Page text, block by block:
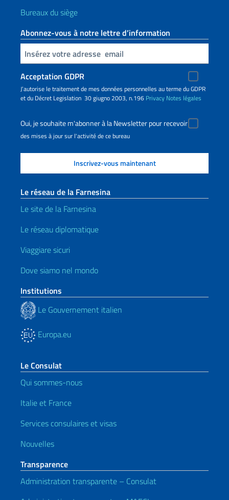
Bureaux du siège
Abonnez-vous à notre lettre d’information
Insert your email
Acceptation GDPR
J’autorise le traitement de mes données personnelles au terme du GDPR
et du Décret Legislation 30 giugno 2003, n.196 Privacy Notes légales
Oui, je souhaite m'abonner à la Newsletter pour recevoir
des mises à jour sur l'activité de ce bureau
Le réseau de la Farnesina
Le site de la Farnesina
Le réseau diplomatique
Viaggiare sicuri
Dove siamo nel mondo
Institutions
Le Gouvernement italien
Europa.eu
Le Consulat
Qui sommes-nous
Italie et France
Services consulaires et visas
Nouvelles
Transparence
Administration transparente – Consulat